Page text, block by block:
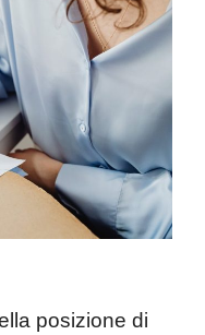
posizione di